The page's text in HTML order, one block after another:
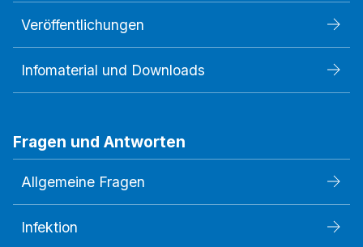
Veröffentlichungen
Infomaterial und Downloads
Fragen und Antworten
Allgemeine Fragen
Infektion